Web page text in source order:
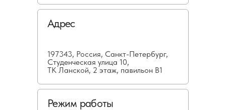
Адрес
197343, Россия, Санкт-Петербург,
Студенческая улица 10,
ТК Ланской, 2 этаж, павильон В1
Режим работы